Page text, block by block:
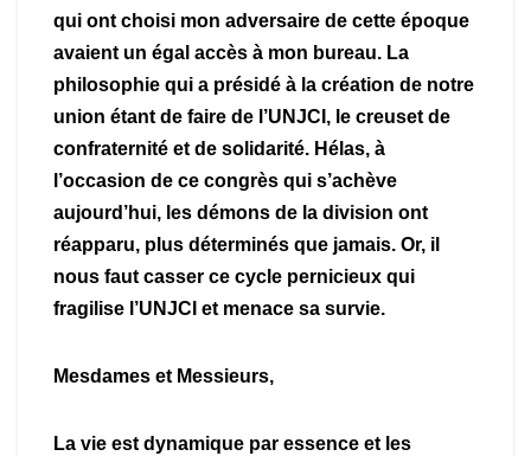
qui ont choisi mon adversaire de cette époque
avaient un égal accès à mon bureau. La
philosophie qui a présidé à la création de notre
union étant de faire de l’UNJCI, le creuset de
confraternité et de solidarité. Hélas, à
l’occasion de ce congrès qui s’achève
aujourd’hui, les démons de la division ont
réapparu, plus déterminés que jamais. Or, il
nous faut casser ce cycle pernicieux qui
fragilise l’UNJCI et menace sa survie.
Mesdames et Messieurs,
La vie est dynamique par essence et les